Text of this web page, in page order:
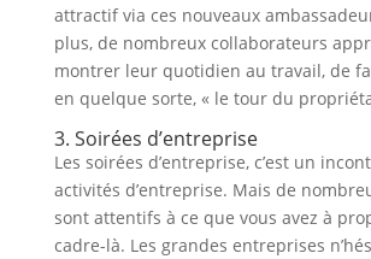
attractif via ces nouveaux
plus, de nombreux collaborateurs
montrer leur quotidien au travail, de
en quelque sorte, « le tour du
3. Soirées d’entreprise
Les soirées d’entreprise, c’est un
activités d’entreprise. Mais de
sont attentifs à ce que vous avez à
cadre-là. Les grandes entreprises